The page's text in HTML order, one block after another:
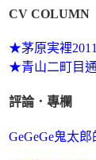
CV COLUMN
★茅原実裡
★青山二町目
評論．專欄
GeGeGe鬼太